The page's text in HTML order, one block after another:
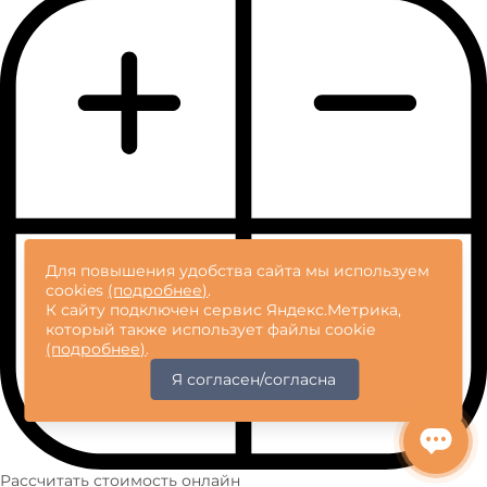
Оплата
Гарантия
ПАО Сбербанк
Для повышения удобства сайта мы используем
cookies (подробнее).
К сайту подключен сервис Яндекс.Метрика,
который также использует файлы cookie
(подробнее).
Я согласен/согласна
Рассчитать стоимость онлайн